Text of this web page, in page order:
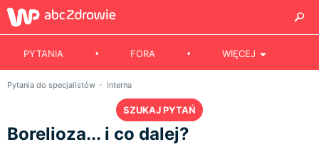
PYTANIA FORA WIĘCEJ
Pytania do specjalistów Interna
SZUKAJ PYTAŃ
Borelioza... i co dalej?